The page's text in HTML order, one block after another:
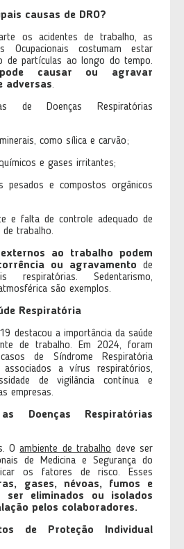
causas de DRO?
os acidentes de trabalho, as
Ocupacionais costumam estar
de partículas ao longo do tempo.
causar ou agravar
adversas.
de Doenças Respiratórias
como sílica e carvão;
e gases irritantes;
pesados e compostos orgânicos
e falta de controle adequado de
trabalho.
ao trabalho podem
ou agravamento de
respiratórias. Sedentarismo,
são exemplos.
Respiratória
destacou a importância da saúde
de trabalho. Em 2024, foram
de Síndrome Respiratória
associados a vírus respiratórios,
de vigilância contínua e
empresas.
Doenças Respiratórias
Oambiente de trabalho deve ser
de Medicina e Segurança do
os fatores de risco. Esses
gases, névoas, fumos e
ser eliminados ou isolados
pelos colaboradores.
de Proteção Individual